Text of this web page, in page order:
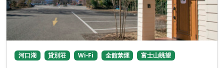
河口湖 貸別荘 Wi-Fi 全館禁煙 富士山眺望